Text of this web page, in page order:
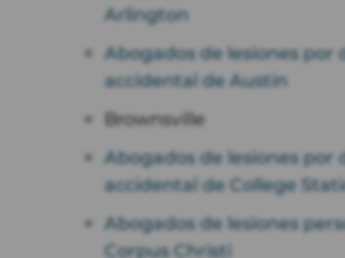
Arlington
Abogados de lesiones por
accidental de Austin
Brownsville
Abogados de lesiones por
accidental de College
Abogados de lesiones
Corpus Christi